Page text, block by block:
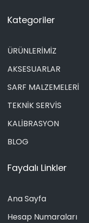
Kategoriler
ÜRÜNLERİMİZ
AKSESUARLAR
SARF MALZEMELERİ
TEKNİK SERVİS
KALİBRASYON
BLOG
Faydalı Linkler
Ana Sayfa
Hesap Numaraları